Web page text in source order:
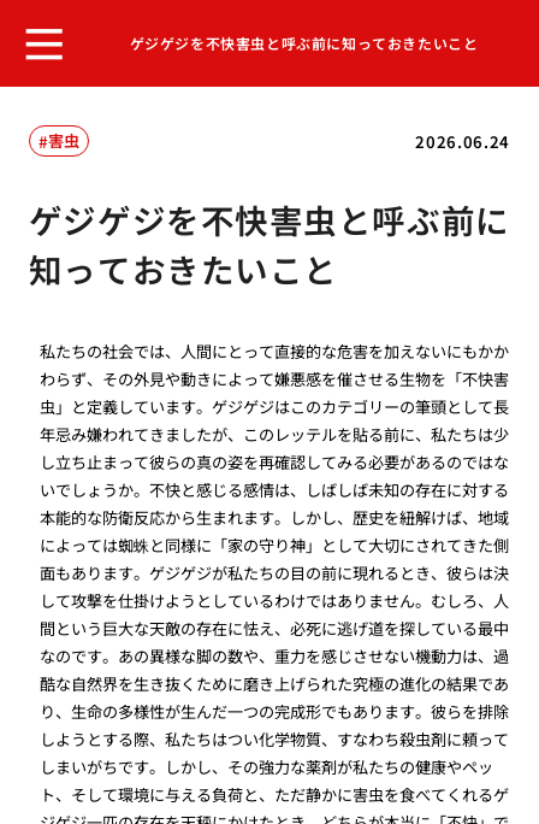
ゲジゲジを不快害虫と呼ぶ前に知っておきたいこと
2026.06.24
害虫
ゲジゲジを不快害虫と呼ぶ前に
知っておきたいこと
私たちの社会では、人間にとって直接的な危害を加えないにもかか
わらず、その外見や動きによって嫌悪感を催させる生物を「不快害
虫」と定義しています。ゲジゲジはこのカテゴリーの筆頭として長
年忌み嫌われてきましたが、このレッテルを貼る前に、私たちは少
し立ち止まって彼らの真の姿を再確認してみる必要があるのではな
いでしょうか。不快と感じる感情は、しばしば未知の存在に対する
本能的な防衛反応から生まれます。しかし、歴史を紐解けば、地域
によっては蜘蛛と同様に「家の守り神」として大切にされてきた側
面もあります。ゲジゲジが私たちの目の前に現れるとき、彼らは決
して攻撃を仕掛けようとしているわけではありません。むしろ、人
間という巨大な天敵の存在に怯え、必死に逃げ道を探している最中
なのです。あの異様な脚の数や、重力を感じさせない機動力は、過
酷な自然界を生き抜くために磨き上げられた究極の進化の結果であ
り、生命の多様性が生んだ一つの完成形でもあります。彼らを排除
しようとする際、私たちはつい化学物質、すなわち殺虫剤に頼って
しまいがちです。しかし、その強力な薬剤が私たちの健康やペッ
ト、そして環境に与える負荷と、ただ静かに害虫を食べてくれるゲ